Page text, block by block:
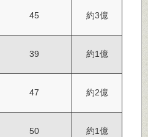
45 約3億
39 約1億
47 約2億
50 約1億